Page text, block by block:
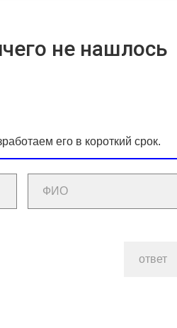
не нашлось
его в короткий срок.